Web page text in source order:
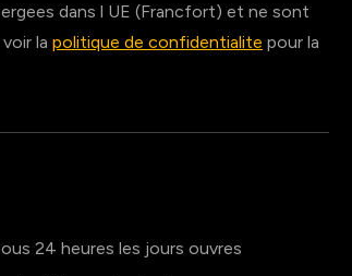
dans l UE (Francfort) et ne sont
la politique de confidentialite pour la
24 heures les jours ouvres